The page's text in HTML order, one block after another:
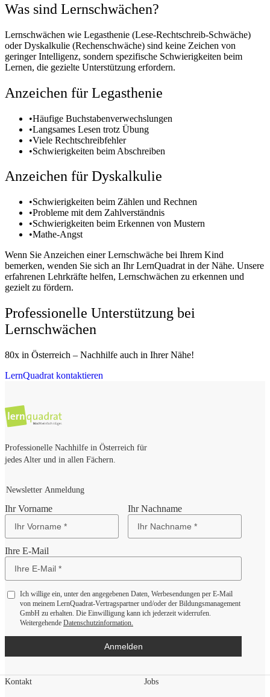
Was sind Lernschwächen?
Lernschwächen wie Legasthenie (Lese-Rechtschreib-Schwäche)
oder Dyskalkulie (Rechenschwäche) sind keine Zeichen von
geringer Intelligenz, sondern spezifische Schwierigkeiten beim
Lernen, die gezielte Unterstützung erfordern.
Anzeichen für Legasthenie
•Häufige Buchstabenverwechslungen
•Langsames Lesen trotz Übung
•Viele Rechtschreibfehler
•Schwierigkeiten beim Abschreiben
Anzeichen für Dyskalkulie
•Schwierigkeiten beim Zählen und Rechnen
•Probleme mit dem Zahlverständnis
•Schwierigkeiten beim Erkennen von Mustern
•Mathe-Angst
Wenn Sie Anzeichen einer Lernschwäche bei Ihrem Kind
bemerken, wenden Sie sich an Ihr LernQuadrat in der Nähe. Unsere
erfahrenen Lehrkräfte helfen, Lernschwächen zu erkennen und
gezielt zu fördern.
Professionelle Unterstützung bei
Lernschwächen
80x in Österreich – Nachhilfe auch in Ihrer Nähe!
LernQuadrat kontaktieren
Professionelle Nachhilfe in Österreich für
jedes Alter und in allen Fächern.
Newsletter Anmeldung
Ihr Vorname Ihr Nachname
Ihre E-Mail
Ich willige ein, unter den angegebenen Daten, Werbesendungen per E-Mail
von meinem LernQuadrat-Vertragspartner und/oder der Bildungsmanagement
GmbH zu erhalten. Die Einwilligung kann ich jederzeit widerrufen.
Weitergehende Datenschutzinformation.
Anmelden
Kontakt Jobs